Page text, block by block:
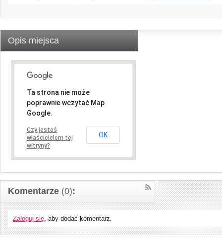
Opis miejsca
Ta strona nie może
poprawnie wczytać Map
Google.
Czy jesteś
właścicielem tej
witryny?
OK
Komentarze (0):
Zaloguj się, aby dodać komentarz.